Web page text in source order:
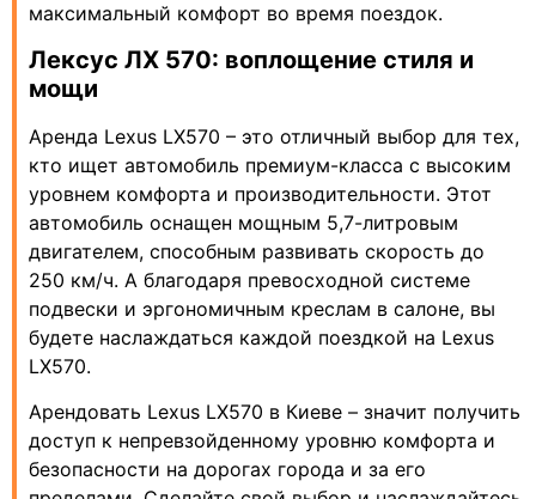
максимальный комфорт во время поездок.
Лексус ЛХ 570: воплощение стиля и
мощи
Аренда Lexus LX570 – это отличный выбор для тех,
кто ищет автомобиль премиум-класса с высоким
уровнем комфорта и производительности. Этот
автомобиль оснащен мощным 5,7-литровым
двигателем, способным развивать скорость до
250 км/ч. А благодаря превосходной системе
подвески и эргономичным креслам в салоне, вы
будете наслаждаться каждой поездкой на Lexus
LX570.
Арендовать Lexus LX570 в Киеве – значит получить
доступ к непревзойденному уровню комфорта и
безопасности на дорогах города и за его